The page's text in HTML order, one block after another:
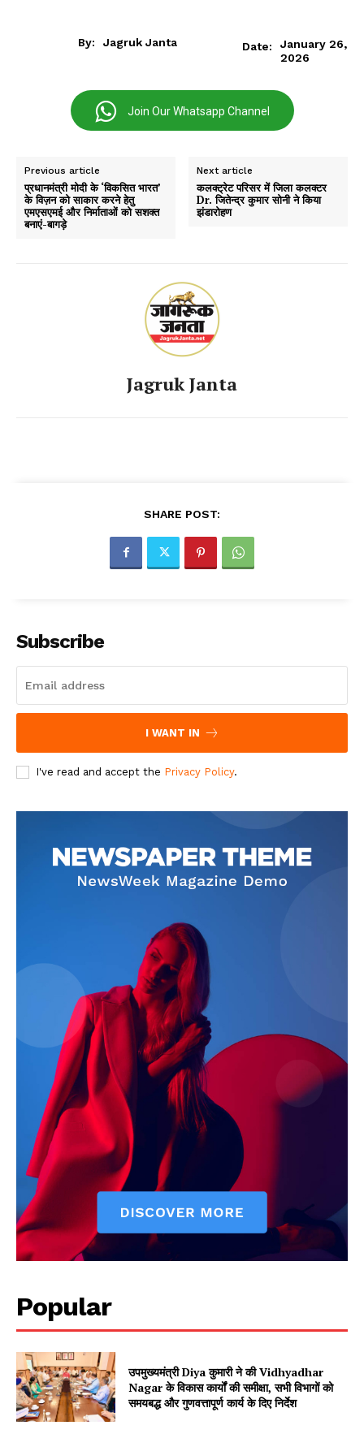
Vishwasniya Hindi Akhbaar
By: Jagruk Janta Date:
January 26,
2026
Join Our Whatsapp Channel
Previous article
प्रधानमंत्री मोदी के ‘विकसित भारत’
के विज़न को साकार करने हेतु
एमएसएमई और निर्माताओं को सशक्त
बनाएं-बागड़े
Next article
कलक्ट्रेट परिसर में जिला कलक्टर
Dr. जितेन्द्र कुमार सोनी ने किया
झंडारोहण
Jagruk Janta
SHARE POST:
Subscribe
I WANT IN
I've read and accept the Privacy Policy.
Popular
उपमुख्यमंत्री Diya कुमारी ने की Vidhyadhar
Nagar के विकास कार्यों की समीक्षा, सभी विभागों को
समयबद्ध और गुणवत्तापूर्ण कार्य के दिए निर्देश